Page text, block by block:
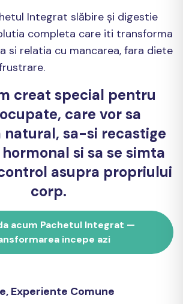
Integrat slăbire și digestie
completa care iti transforma
si relatia cu mancarea, fara diete
creat special pentru
care vor sa
natural, sa-si recastige
si sa se simta
asupra propriului
corp.
acum Pachetul Integrat —
incepe azi
Experiente Comune